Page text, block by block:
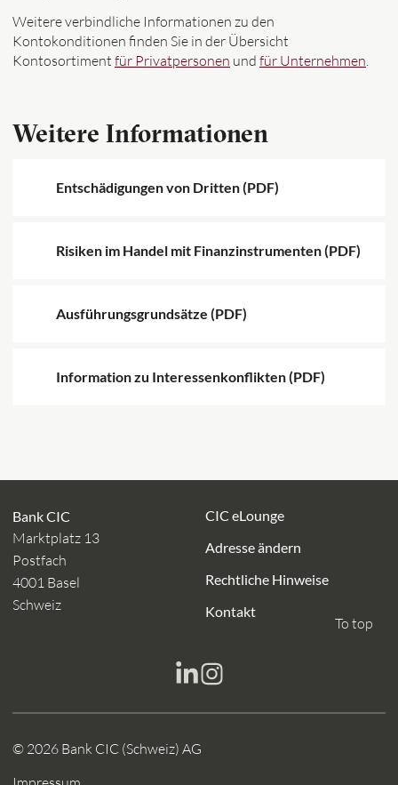
Weitere verbindliche Informationen zu den
Kontokonditionen finden Sie in der Übersicht
Kontosortiment für Privatpersonen und für Unternehmen.
Weitere Informationen
Entschädigungen von Dritten (PDF)
Risiken im Handel mit Finanzinstrumenten (PDF)
Ausführungsgrundsätze (PDF)
Information zu Interessenkonflikten (PDF)
Bank CIC
Marktplatz 13
Postfach
4001 Basel
Schweiz
CIC eLounge
Adresse ändern
Rechtliche Hinweise
Kontakt
© 2026 Bank CIC (Schweiz) AG
To top